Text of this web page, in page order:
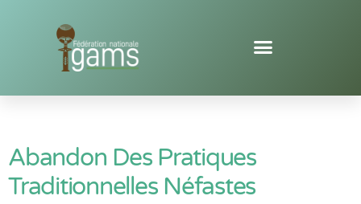
Abandon Des Pratiques
Traditionnelles Néfastes